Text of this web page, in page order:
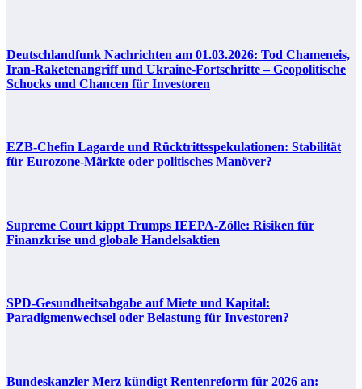
Deutschlandfunk Nachrichten am 01.03.2026: Tod Chameneis,
Iran-Raketenangriff und Ukraine-Fortschritte – Geopolitische
Schocks und Chancen für Investoren
EZB-Chefin Lagarde und Rücktrittsspekulationen: Stabilität
für Eurozone-Märkte oder politisches Manöver?
Supreme Court kippt Trumps IEEPA-Zölle: Risiken für
Finanzkrise und globale Handelsaktien
SPD-Gesundheitsabgabe auf Miete und Kapital:
Paradigmenwechsel oder Belastung für Investoren?
Bundeskanzler Merz kündigt Rentenreform für 2026 an: